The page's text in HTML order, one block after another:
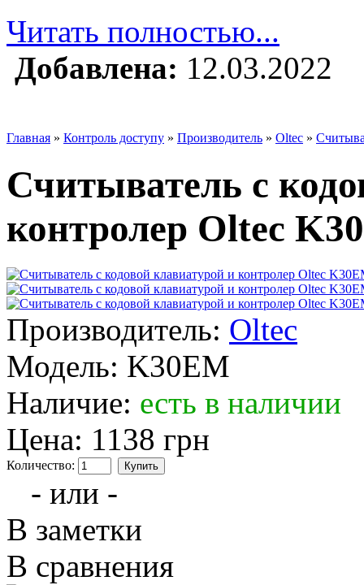
Читать полностью...
Добавлена: 12.03.2022
Главная » Контроль доступу » Производитель » Oltec »
Считыватель с
контролер Oltec
Производитель: Oltec
Модель: K30EM
Наличие: есть в наличии
Цена: 1138 грн
Количество:
- или -
В заметки
В сравнения